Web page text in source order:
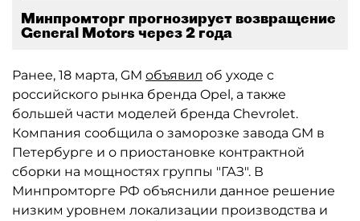
Минпромторг прогнозирует возвращение
General Motors через 2 года
Ранее, 18 марта, GM объявил об уходе с
российского рынка бренда Opel, а также
большей части моделей бренда Chevrolet.
Компания сообщила о заморозке завода GM в
Петербурге и о приостановке контрактной
сборки на мощностях группы "ГАЗ". В
Минпромторге РФ объяснили данное решение
низким уровнем локализации производства и